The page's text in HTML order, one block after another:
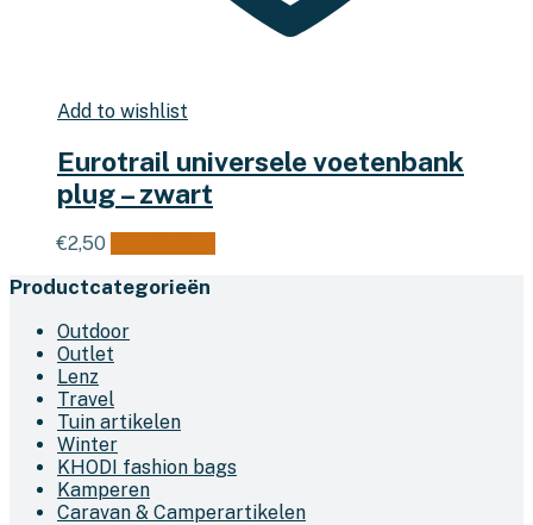
Add to wishlist
Eurotrail universele voetenbank
plug – zwart
€2,50
Productcategorieën
Outdoor
Outlet
Lenz
Travel
Tuin artikelen
Winter
KHODI fashion bags
Kamperen
Caravan & Camperartikelen